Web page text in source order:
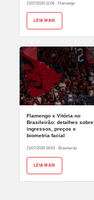
21/07/2026 11:06 · Flamengo
LEIA MAIS
Flamengo x Vitória no
Brasileirão: detalhes sobre
ingressos, preços e
biometria facial
21/07/2026 18:03 · Brasileirão
LEIA MAIS